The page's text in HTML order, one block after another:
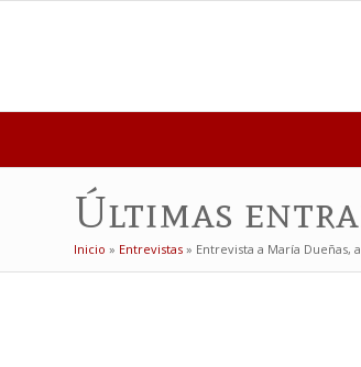
Últimas
Inicio » Entrevistas » Entrevista a María Dueñas,